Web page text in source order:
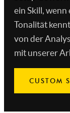
ein Skill,
Tonalität
von der
mit unserer
CUSTOM